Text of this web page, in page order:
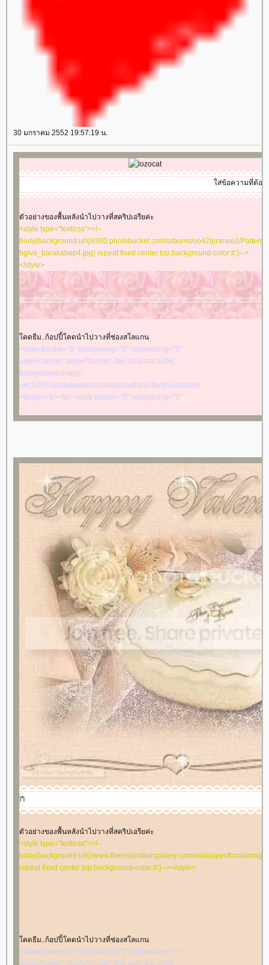
</td></tr></tbody>
</td></tr></tbody>
</td></tr></tbody>
</td></tr></tbody>
image:
url('//i394.photobucket.com/albums/pp24/kammoon3/table9/lace06-
pt1.gif'); height: 10px"></td></tr><tr><td align="center"
valign="middle" style="background-color: #FF7F8E">
<table border="0" cellspacing="0" cellpadding="1"
width="100%" align="center"><tbody><tr><td
align="center" valign="middle" style="border: 1px
dotted #ffffff"><marquee>
ส่ข้อความที่ต้องการให้วิ่งๆๆ
</marquee></td></tr></tbody></table></td></tr><tr><td
align="center" valign="middle" style="background-
image:
pt2.gif'); height: 10px"></td></tr></tbody></table></td>
<table border="0" cellspacing="0" cellpadding="0"
width="100%" align="center"><tbody><tr><td
<table border="0" cellspacing="0" cellpadding="0"
width="100%" align="center"><tbody><tr><td
align="center" valign="middle">
</td></tr></tbody>
</td></tr></tbody>
</td></tr></tbody>
</td></tr></tbody>
30 มกราคม 2552 19:57:19 น.
ส่ข้อความที่ต้องการให้วิ่งๆๆ
ตัวอย่างของพื้นหลังนำไปวางที่สคริปเอรียค่ะ
<style type="text/css"><!--
body{background:url(//i360.photobucket.com/albums/oo42/pranee2/
bg/va_barakabep4.jpg) repeat fixed center top;background-color:#;}-->
</style>
คดธีม..ก้อปปี้โคดนำไปวางที่ช่องสโลแกน
<table border="0" cellspacing="5" cellpadding="5"
align="center" style="border: 2px solid #aca899;
background-image:
url('//i206.photobucket.com/albums/bb37/tenthousandmiles/rb/rb05.gif')">
<tbody><tr><td><table border="0" cellspacing="1"
#aca899; background-image:
cellpadding="10" align="center" style="border: 2px
url('//i360.photobucket.com/albums/oo42/pranee2/Patterns-
bg/va_barakabep4.jpg')"><tbody><tr><td><table
border="0" cellspacing="3" cellpadding="3"
align="center" style="border: 2px solid #aca899;
background-image:
url('//i206.photobucket.com/albums/bb37/tenthousandmiles/rb/rb05.gif')">
<tbody><tr><td><table border="0" cellspacing="2"
cellpadding="2" width="700" align="center"
style="border: 2px solid #aca899; background-color:
#fee5e7"><tbody><tr><td align="center"
valign="middle"><table border="0" cellspacing="5"
cellpadding="5" width="100%" align="center"><tbody>
<tr><td align="center" valign="middle"><img
src="//i2.tinypic.com/syqn3b.gif" border="0"
alt="lozocat" /><br /><img src="//mm-
space.com/sozai/valentine/image/va_stp2.gif"
border="0" alt="lozocat" /></td></tr><tr><td
align="center" valign="middle"><table border="0"
cellspacing="0" cellpadding="0" width="100%"
align="center"><tbody><tr><td align="center"
valign="middle" style="background-image:
url('//i394.photobucket.com/albums/pp24/kammoon3/table7/lace01-
align="center" valign="middle" style="background-
color: #ffffff"><table border="0" cellspacing="0"
<tr><td align="center" valign="middle" style="border:
1px dashed #ffc0c0"><marquee>ส่ข้อความที่ต้องการ
</tr><tr><td align="center" valign="middle"
style="background-image:
url('//i394.photobucket.com/albums/pp24/kammoon3/table7/lace01-
w2.gif'); height: 10px"></td></tr></tbody></table></td>
align="center" valign="middle">
</td></tr></tbody>
</td></tr></tbody>
ตัวอย่างของพื้นหลังนำไปวางที่สคริปเอรียค่ะ
<style type="text/css"><!--
body{background:url(//www.theinspirationgallery.com/wallpaper/floral/
repeat fixed center top;background-color:#;}--></style>
คดธีม..ก้อปปี้โคดนำไปวางที่ช่องสโลแกน
<table border="0" cellspacing="1" cellpadding="1"